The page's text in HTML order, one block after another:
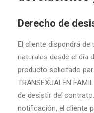
Derecho de
El cliente dispondrá
naturales desde el día
producto solicitado
TRANSEXUALEN
de desistir del
notificación, el cliente